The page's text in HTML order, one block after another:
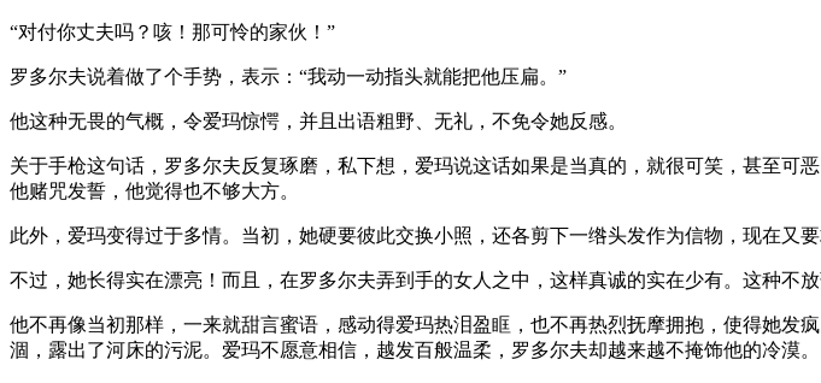
“对付你丈夫吗？咳！那可怜的家伙！”
罗多尔夫说着做了个手势，表示：“我动一动指头就能把他压扁。”
他这种无畏的气概，令爱玛惊愕，并且出语粗野、无礼，不免令她反感。
关于手枪这句话，罗多尔夫反复琢磨，私下想，爱玛说这话如果是当真的，就很可笑，甚至
他赌咒发誓，他觉得也不够大方。
此外，爱玛变得过于多情。当初，她硬要彼此交换小照，还各剪下一绺头发作为信物，现在又
不过，她长得实在漂亮！而且，在罗多尔夫弄到手的女人之中，这样真诚的实在少有。这种不
他不再像当初那样，一来就甜言蜜语，感动得爱玛热泪盈眶，也不再热烈抚摩拥抱，使得她
涸，露出了河床的污泥。爱玛不愿意相信，越发百般温柔，罗多尔夫却越来越不掩饰他的冷漠。